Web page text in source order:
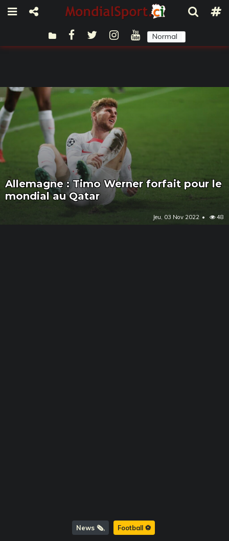
Normal
Allemagne : Timo Werner forfait pour le
mondial au Qatar
Jeu, 03 Nov 2022 48
News 🗞️ Football ⚽️